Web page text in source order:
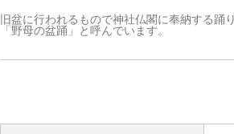
旧盆に行われるもので神社仏閣に奉納する踊
「野母の盆踊」と呼んでいます。